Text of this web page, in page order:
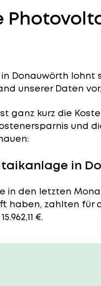
Donauwörth lohnt
unserer Daten
ganz kurz die
und
in
in den letzten
haben, zahlten für
€.